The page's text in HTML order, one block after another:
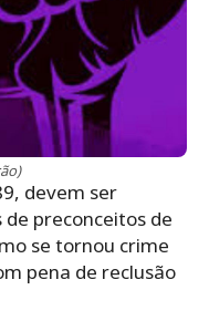
devem ser
preconceitos de
se tornou crime
pena de reclusão